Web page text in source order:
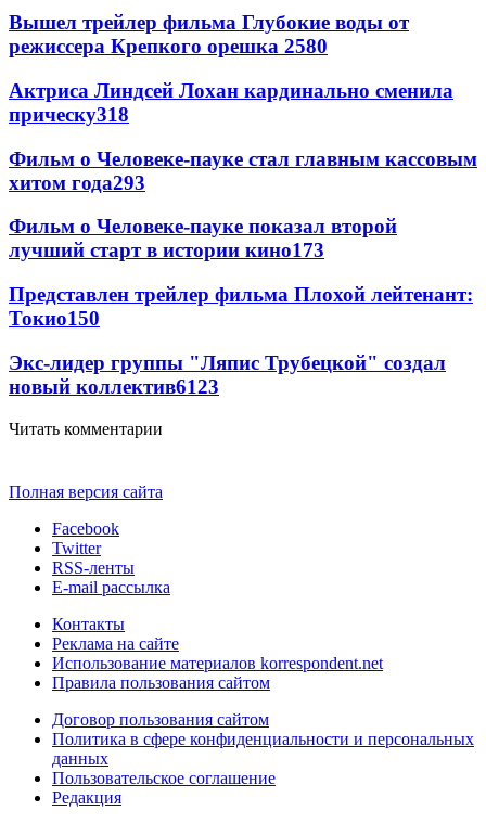
Вышел трейлер фильма Глубокие воды от
режиссера Крепкого орешка 2580
Актриса Линдсей Лохан кардинально сменила
прическу318
Фильм о Человеке-пауке стал главным кассовым
хитом года293
Фильм о Человеке-пауке показал второй
лучший старт в истории кино173
Представлен трейлер фильма Плохой лейтенант:
Токио150
Экс-лидер группы "Ляпис Трубецкой" создал
новый коллектив6123
Читать комментарии
Полная версия сайта
Facebook
Twitter
RSS-ленты
E-mail рассылка
Контакты
Реклама на сайте
Использование материалов korrespondent.net
Правила пользования сайтом
Договор пользования сайтом
Политика в сфере конфиденциальности и персональных
данных
Пользовательское соглашение
Редакция